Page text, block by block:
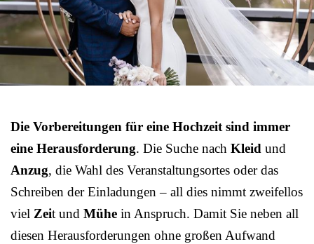
Die Vorbereitungen für eine Hochzeit sind immer
eine Herausforderung. Die Suche nach Kleid und
Anzug, die Wahl des Veranstaltungsortes oder das
Schreiben der Einladungen – all dies nimmt zweifellos
viel Zeit und Mühe in Anspruch. Damit Sie neben all
diesen Herausforderungen ohne großen Aufwand